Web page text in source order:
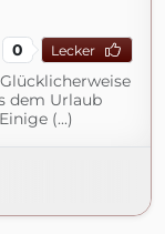
0 Lecker
dem Urlaub
(...)